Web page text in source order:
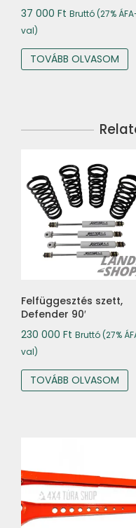
37 000 Ft Bruttó (27%
val)
TOVÁBB OLVASOM
Felfüggesztés szett,
Defender 90′
230 000 Ft Bruttó (27%
val)
TOVÁBB OLVASOM